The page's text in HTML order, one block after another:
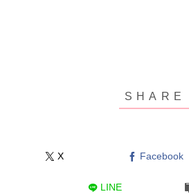
X Facebook
LINE